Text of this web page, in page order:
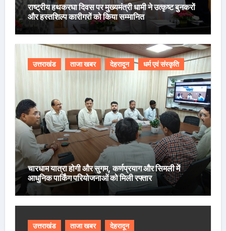
राष्ट्रीय हथकरघा दिवस पर मुख्यमंत्री धामी ने उत्कृष्ट बुनकरों
और हस्तशिल्प कारीगरों को किया सम्मानित
उत्तराखंड ताजा खबर देहरादून धर्म एवं संस्कृति
चारधाम यात्रा होगी और सुगम, कर्णप्रयाग और सिमली में
आधुनिक पार्किंग परियोजनाओं को मिली रफ्तार
उत्तराखंड ताजा खबर देहरादून